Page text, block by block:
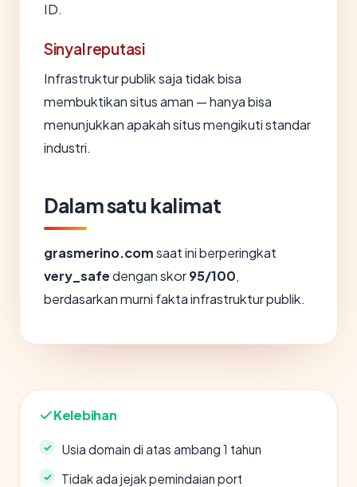
ID.
Sinyal reputasi
Infrastruktur publik saja tidak bisa
membuktikan situs aman — hanya bisa
menunjukkan apakah situs mengikuti standar
industri.
Dalam satu kalimat
grasmerino.comsaat ini berperingkat
very_safedengan skor95/100,
berdasarkan murni fakta infrastruktur publik.
Kelebihan
Usia domain di atas ambang 1 tahun
Tidak ada jejak pemindaian port